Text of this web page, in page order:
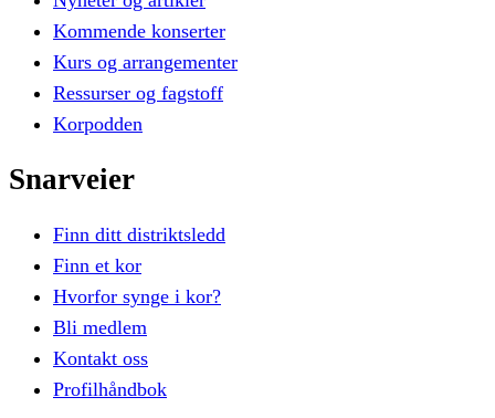
Kommende konserter
Kurs og arrangementer
Ressurser og fagstoff
Korpodden
Snarveier
Finn ditt distriktsledd
Finn et kor
Hvorfor synge i kor?
Bli medlem
Kontakt oss
Profilhåndbok